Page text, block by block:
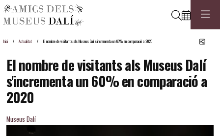
Cerca
Inici Actualitat El nombre de visitants als Museus Dalí s'incrementa un 60% en comparació a 2020
El nombre de visitants als Museus Dalí
s'incrementa un 60% en comparació a
2020
Museus Dalí